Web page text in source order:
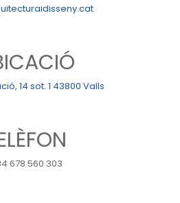
14 sot. 1 43800 Valls
678 560 303